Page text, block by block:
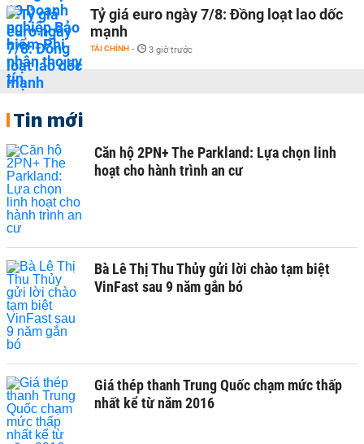
Tỷ giá euro ngày 7/8: Đồng loạt lao dốc
mạnh
TÀI CHÍNH - 3 giờ trước
Tin mới
Căn hộ 2PN+ The Parkland: Lựa chọn linh
hoạt cho hành trình an cư
Bà Lê Thị Thu Thủy gửi lời chào tạm biệt
VinFast sau 9 năm gắn bó
Giá thép thanh Trung Quốc chạm mức thấp
nhất kể từ năm 2016